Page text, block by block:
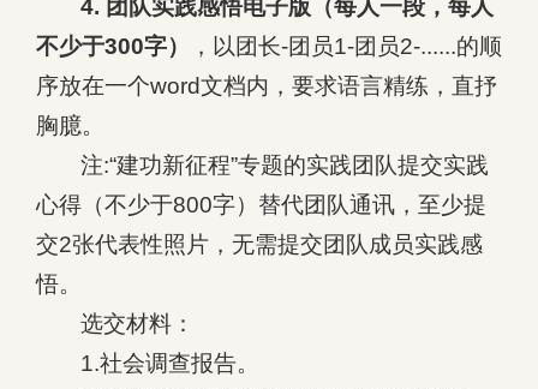
4. 团队实践感悟电子版（每人一段，每人
不少于300字）
，以团长-团员1-团员2-......的顺
序放在一个word文档内，要求语言精练，直抒
胸臆。
注:“建功新征程”专题的实践团队提交实践
心得（不少于800字）替代团队通讯，至少提
交2张代表性照片，无需提交团队成员实践感
悟。
选交材料：
1.社会调查报告。